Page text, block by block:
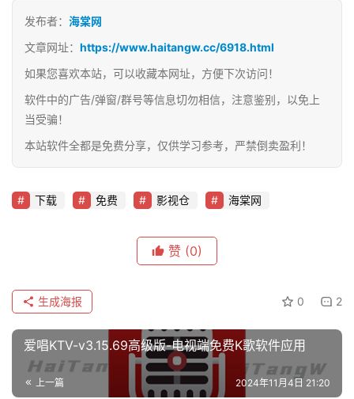
发布者： 海棠网
文章网址： https://www.haitangw.cc/6918.html
如果您喜欢本站，可以收藏本网址，方便下次访问！
软件中的广告/弹窗/群号等信息切勿相信，注意鉴别，以免上
当受骗！
本站软件全都是免费分享，仅供学习参考，严禁倒卖盈利！
下载 免费 影视仓 海棠网
赞 (0)
0 2
生成海报
爱唱KTV-v3.15.69高级版-电视端免费K歌软件应用
上一篇 2024年11月4日 21:20